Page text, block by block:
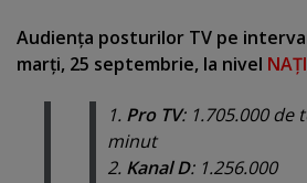
Audienţa posturilor TV pe
marţi, 25 septembrie, la nivel
1. Pro TV: 1.705.000 de
minut
2. Kanal D: 1.256.000